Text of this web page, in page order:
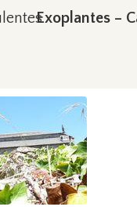
Exoplantes –